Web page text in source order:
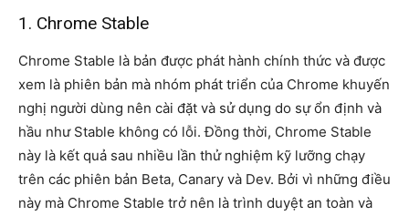
1. Chrome Stable
Chrome Stable là bản được phát hành chính thức và được
xem là phiên bản mà nhóm phát triển của Chrome khuyến
nghị người dùng nên cài đặt và sử dụng do sự ổn định và
hầu như Stable không có lỗi. Đồng thời, Chrome Stable
này là kết quả sau nhiều lần thử nghiệm kỹ lưỡng chạy
trên các phiên bản Beta, Canary và Dev. Bởi vì những điều
này mà Chrome Stable trở nên là trình duyệt an toàn và